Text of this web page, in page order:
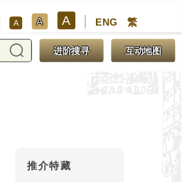
A A A ENG 繁
进阶搜寻 互动地图
推介特藏